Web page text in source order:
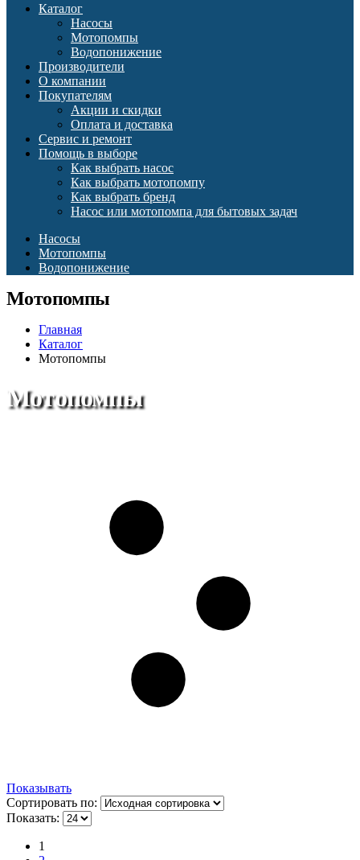
Каталог
Насосы
Мотопомпы
Водопонижение
Производители
О компании
Покупателям
Акции и скидки
Оплата и доставка
Сервис и ремонт
Помощь в выборе
Как выбрать насос
Как выбрать мотопомпу
Как выбрать бренд
Насос или мотопомпа для бытовых задач
Насосы
Мотопомпы
Водопонижение
Мотопомпы
Главная
Каталог
Мотопомпы
Мотопомпы
Показывать
Сортировать по:
Показать:
1